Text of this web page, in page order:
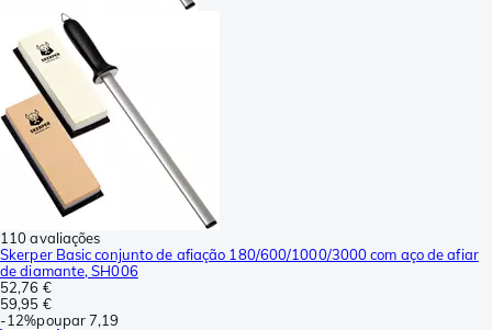
110 avaliações
Skerper Basic conjunto de afiação 180/600/1000/3000 com aço de afiar
de diamante, SH006
52,76 €
59,95 €
-12%poupar7,19